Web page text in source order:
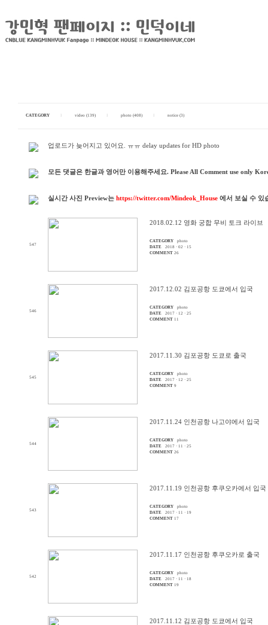
CATEGORY video (139) photo (408) notice (3)
업로드가 늦어지고 있어요. ㅠㅠ delay updates for HD photo
모든 댓글은 한글과 영어만 이용해주세요. Please All Comment use only
실시간 사진 Preview는 https://twitter.com/Mindeok_House 에서 보실 수 있
547
2018.02.12 영화 궁합 무비 토크 라이브
CATEGORY photo
DATE
2018 · 02 · 15
COMMENT 26
546
2017.12.02 김포공항 도쿄에서 입국
CATEGORY photo
DATE
2017 · 12 · 25
COMMENT 11
545
2017.11.30 김포공항 도쿄로 출국
CATEGORY photo
DATE
2017 · 12 · 25
COMMENT 9
544
2017.11.24 인천공항 나고야에서 입국
CATEGORY photo
DATE
2017 · 11 · 25
COMMENT 26
543
2017.11.19 인천공항 후쿠오카에서 입국
CATEGORY photo
DATE
2017 · 11 · 19
COMMENT 17
542
2017.11.17 인천공항 후쿠오카로 출국
CATEGORY photo
DATE
2017 · 11 · 18
COMMENT 19
2017.11.12 김포공항 도쿄에서 입국